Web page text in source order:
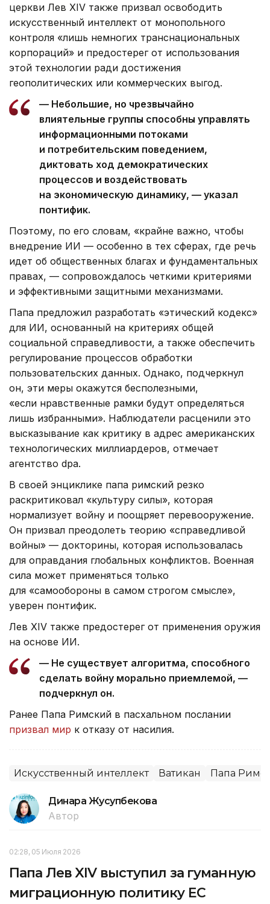
церкви Лев XIV также призвал освободить
искусственный интеллект от монопольного
контроля «лишь немногих транснациональных
корпораций» и предостерег от использования
этой технологии ради достижения
геополитических или коммерческих выгод.
— Небольшие, но чрезвычайно
влиятельные группы способны управлять
информационными потоками
и потребительским поведением,
диктовать ход демократических
процессов и воздействовать
на экономическую динамику, — указал
понтифик.
Поэтому, по его словам, «крайне важно, чтобы
внедрение ИИ — особенно в тех сферах, где речь
идет об общественных благах и фундаментальных
правах, — сопровождалось четкими критериями
и эффективными защитными механизмами.
Папа предложил разработать «этический кодекс»
для ИИ, основанный на критериях общей
социальной справедливости, а также обеспечить
регулирование процессов обработки
пользовательских данных. Однако, подчеркнул
он, эти меры окажутся бесполезными,
«если нравственные рамки будут определяться
лишь избранными». Наблюдатели расценили это
высказывание как критику в адрес американских
технологических миллиардеров, отмечает
агентство dpa.
В своей энциклике папа римский резко
раскритиковал «культуру силы», которая
нормализует войну и поощряет перевооружение.
Он призвал преодолеть теорию «справедливой
войны» — докторины, которая использовалась
для оправдания глобальных конфликтов. Военная
сила может применяться только
для «самообороны в самом строгом смысле»,
уверен понтифик.
Лев XIV также предостерег от применения оружия
на основе ИИ.
— Не существует алгоритма, способного
сделать войну морально приемлемой, —
подчеркнул он.
Ранее Папа Римский в пасхальном послании
призвал мир к отказу от насилия.
Искусственный интеллект Ватикан Папа
Динара Жусупбекова
Автор
02:28, 05 Июля 2026
Папа Лев XIV выступил за гуманную
миграционную политику ЕС